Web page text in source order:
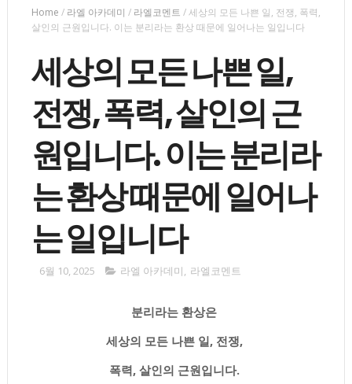
Home / 라엘 아카데미 / 라엘코멘트 /세상의 모든 나쁜 일, 전쟁, 폭력,
살인의 근원입니다. 이는 분리라는 환상 때문에 일어나는 일입니다
세상의 모든 나쁜 일,
전쟁, 폭력, 살인의 근
원입니다. 이는 분리라
는 환상 때문에 일어나
는 일입니다
6월 10, 2025 라엘 아카데미, 라엘코멘트
분리라는 환상은
세상의 모든 나쁜 일, 전쟁,
폭력, 살인의 근원입니다.